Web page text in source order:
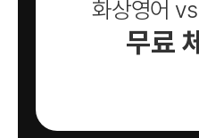
화상영어
무료